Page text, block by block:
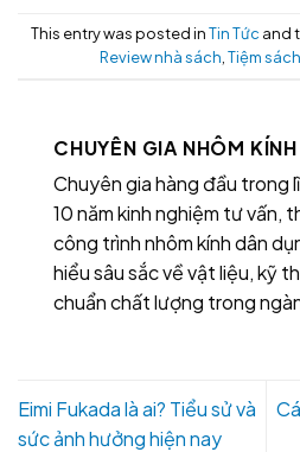
This entry was posted inTin Tức and
Review nhà sách,Tiệm
CHUYÊN GIA NHÔM KÍNH
Chuyên gia hàng đầu trong
10 năm kinh nghiệm tư vấn,
công trình nhôm kính dân
hiểu sâu sắc về vật liệu, kỹ
chuẩn chất lượng trong
Eimi Fukada là ai? Tiểu sử và
sức ảnh hưởng hiện nay